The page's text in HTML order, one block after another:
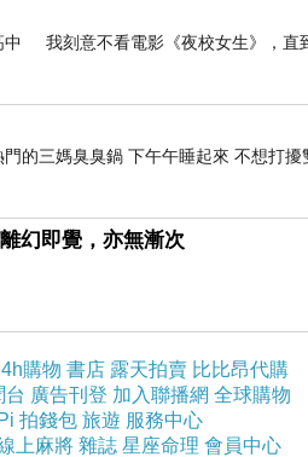
山森鐵的簡介，裡面有時刻
中 我刻意不看電影《夜校女生》，直
的三媽臭臭鍋 下午午睡起來 不想打
幻即覺，亦無漸次
購物 書店 露天拍賣 比比昂代購
台 廣告刊登 加入聯播網 全球購物
Pi 拍錢包 旅遊 服務中心
上麻將 雜誌 星座命理 會員中心